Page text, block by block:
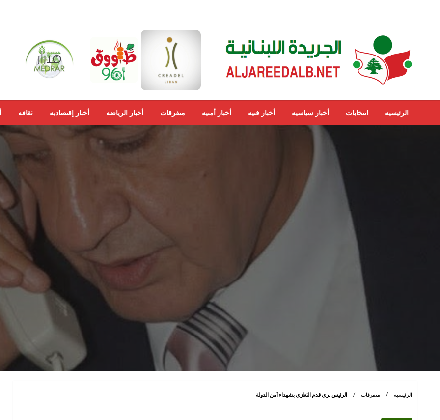
إلى
الجريدة اللبنانية
ALJAREEDALB.NET
الرئيسية انتخابات أخبار سياسية أخبار فنية أخبار أمنية متفرقات أخبار الرياضة أخبار إقتصادية ثقافة
الرئيسية متفرقات الرئيس بري قدم التعازي بشهداء أمن الدولة